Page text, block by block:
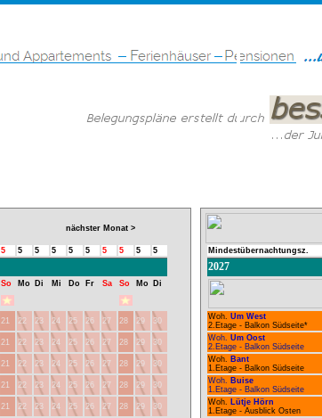
nächster Monat >
5 5 5 5 5 5 5 5 5 5
So Mo Di Mi Do Fr Sa So Mo Di
21 22 23 24 25 26 27 28 29
30
21 22 23 24 25 26 27 28 29
30
21 22 23 24 25 26 27 28 29
30
21 22 23 24 25 26 27 28 29
30
21 22 23 24 25 26 27 28 29
30
Mindestübernachtungsz.
2027
Woh. Um West
2.Etage - Balkon Südseite*
Woh. Um Oost
2.Etage - Balkon Südseite
Woh. Bant
1.Etage - Balkon Südseite
Woh. Buise
1.Etage - Balkon Südseite
Woh. Lütje Hörn
1.Etage - Ausblick Osten